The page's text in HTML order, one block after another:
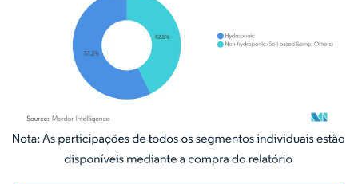
Imagem © Mordor Intelligence. O reuso requer atribuição conforme CC BY 4.0.